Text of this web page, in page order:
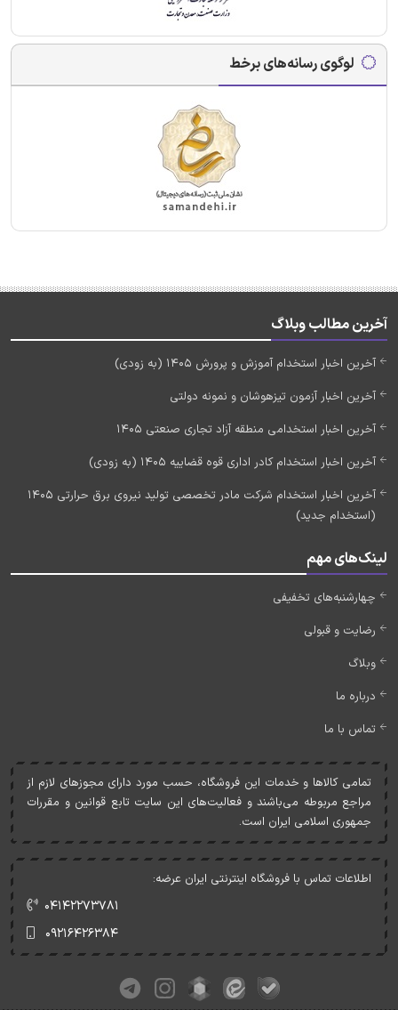
لوگوی رسانه‌های برخط
آخرین مطالب وبلاگ
آخرین اخبار استخدام آموزش و پرورش 1405 (به زودی)
آخرین اخبار آزمون تیزهوشان و نمونه دولتی
آخرین اخبار استخدامی منطقه آزاد تجاری صنعتی 1405
آخرین اخبار استخدام کادر اداری قوه قضاییه 1405 (به زودی)
آخرین اخبار استخدام شرکت مادر تخصصی تولید نیروی برق حرارتی 1405
(استخدام جدید)
لینک‌های مهم
چهارشنبه‌های تخفیفی
رضایت و قبولی
وبلاگ
درباره ما
تماس با ما
تمامی کالاها و خدمات اين فروشگاه، حسب مورد دارای مجوزهای لازم از
مراجع مربوطه می‌باشند و فعاليت‌های اين سايت تابع قوانين و مقررات
جمهوری اسلامی ايران است.
اطلاعات تماس با فروشگاه اینترنتی ایران عرضه:
۰۴۱۴۲۲۷۳۷۸۱
۰۹۲۱۶۴۲۶۳۸۴